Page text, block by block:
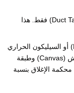
استخدام “الشريط اللاصق الفضي” (Duct Tape) فقط. هذا
نستخدم “الماستيك” (Mastic Sealant) أو السيليكون الحراري
لدهن جميع الوصلات والفواصل، ثم نغطيه بقماش (Canvas) وطبقة
الإغلاق بنسبة